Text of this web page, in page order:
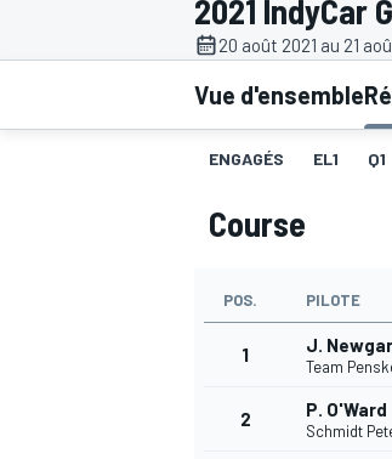
2021 IndyCar
20 août 2021 au 21
Vue d'ensemble
ENGAGÉS EL1 Q1
Course
POS. PILOTE
1 J.
Team
2 P. O'Ward
Schmidt